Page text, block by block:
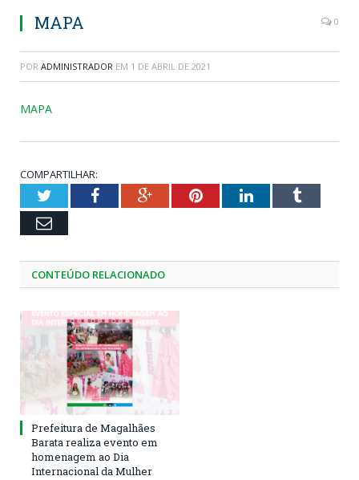
MAPA 0
POR ADMINISTRADOR EM 1 DE ABRIL DE 2021
MAPA
COMPARTILHAR:
TwitterFacebookGoogle+PinterestLinkedInTumblr
Email
CONTEÚDO RELACIONADO
Prefeitura de Magalhães
Barata realiza evento em
homenagem ao Dia
Internacional da Mulher